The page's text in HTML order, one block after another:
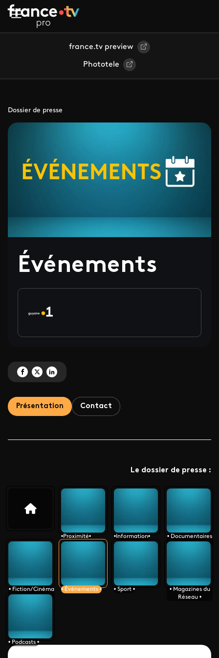
Aller au contenu principal
france.tv preview
Phototele
Dossier de presse
Événements
Partagez 'Événements' sur Facebook
Partagez 'Événements' sur X
Partagez 'Événements' sur LinkedIn
Présentation Contact
Le dossier de presse :
•Proximité• •Information•
• Documentaires
• Fiction/Cinéma
• Événements • • Sport •
• Magazines du
Réseau •
• Podcasts •